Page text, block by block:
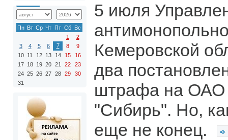
Пн Вт Ср Чт Пт Сб Вс
1
2
3
4 5 6 7 8
9
10 11 12 13 14 15
16
17 18 19 20 21 22
23
24 25 26 27 28 29
30
31
5 июля
Кемеровской
два
штрафа на ОАО
"Сибирь". Но,
еще не конец.